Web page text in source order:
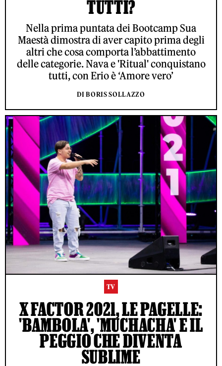
TUTTI?
Nella prima puntata dei Bootcamp Sua
Maestà dimostra di aver capito prima degli
altri che cosa comporta l’abbattimento
delle categorie. Nava e 'Ritual' conquistano
tutti, con Erio è ‘Amore vero’
DI BORIS SOLLAZZO
TV
X FACTOR 2021, LE PAGELLE:
'BAMBOLA', 'MUCHACHA' E IL
PEGGIO CHE DIVENTA
SUBLIME